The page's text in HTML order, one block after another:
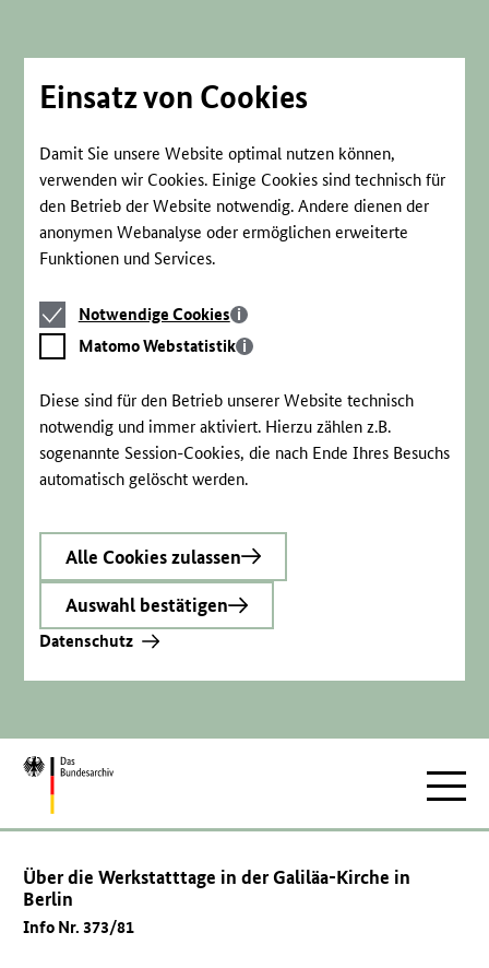
Einsatz von Cookies
Damit Sie unsere Website optimal nutzen können,
verwenden wir Cookies. Einige Cookies sind technisch für
den Betrieb der Website notwendig. Andere dienen der
anonymen Webanalyse oder ermöglichen erweiterte
Funktionen und Services.
Notwendige
Cookies
Notwendige Cookies
Matomo
Webstatistik
Matomo Webstatistik
Diese sind für den Betrieb unserer Website technisch
notwendig und immer aktiviert. Hierzu zählen z.B.
sogenannte Session-Cookies, die nach Ende Ihres Besuchs
automatisch gelöscht werden.
Alle Cookies zulassen
Auswahl bestätigen
Datenschutz
Zur
Über die Werkstatttage in der Galiläa-Kirche in
Berlin
Info Nr. 373/81